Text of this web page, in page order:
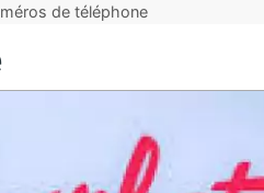
de téléphone